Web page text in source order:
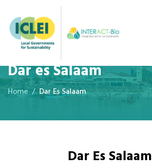
Dar es Salaam
Home Dar Es Salaam
Dar Es Salaam